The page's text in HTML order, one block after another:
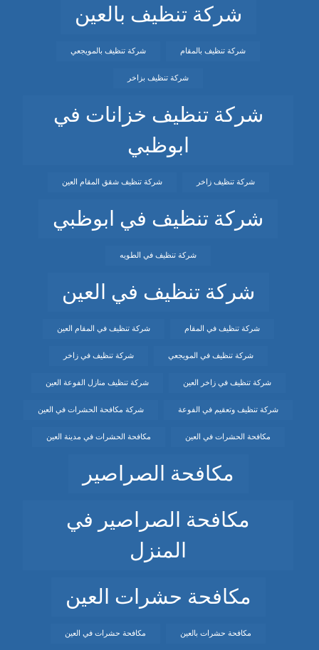
شركة تنظيف بالعين
شركة تنظيف بالمقام شركة تنظيف بالمويجعي
شركة تنظيف بزاخر
شركة تنظيف خزانات في
ابوظبي
شركة تنظيف زاخر شركة تنظيف شقق المقام العين
شركة تنظيف في ابوظبي
شركة تنظيف في الطويه
شركة تنظيف في العين
شركة تنظيف في المقام شركة تنظيف في المقام العين
شركة تنظيف في المويجعي شركة تنظيف في زاخر
شركة تنظيف في زاخر العين شركة تنظيف منازل الفوعة العين
شركة تنظيف وتعقيم في الفوعة شركة مكافحة الحشرات في العين
مكافحة الحشرات في العين مكافحة الحشرات في مدينة العين
مكافحة الصراصير
مكافحة الصراصير في
المنزل
مكافحة حشرات العين
مكافحة حشرات بالعين مكافحة حشرات في العين